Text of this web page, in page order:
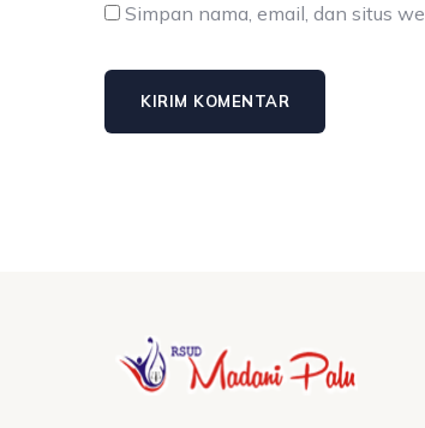
Simpan nama, email, dan situs